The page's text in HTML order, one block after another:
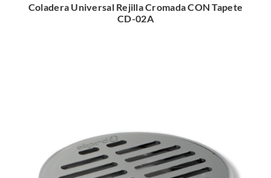
Coladera Universal Rejilla Cromada CON Tapete
CD-02A